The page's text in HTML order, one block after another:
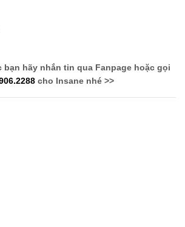
bạn hãy nhắn tin qua Fanpage hoặc gọi
cho Insane nhé >>